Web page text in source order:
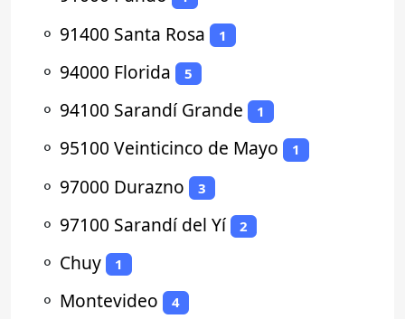
⚬ 91400 Santa Rosa 1
⚬ 94000 Florida 5
⚬ 94100 Sarandí Grande 1
⚬ 95100 Veinticinco de Mayo 1
⚬ 97000 Durazno 3
⚬ 97100 Sarandí del Yí 2
⚬ Chuy 1
⚬ Montevideo 4